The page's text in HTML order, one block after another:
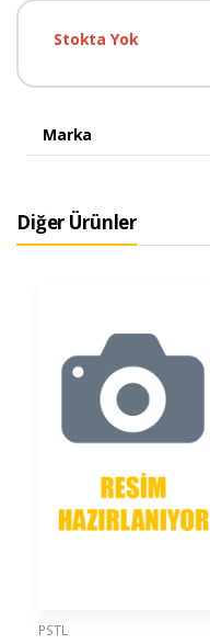
Stokta Yok
Marka
Diğer Ürünler
PSTL